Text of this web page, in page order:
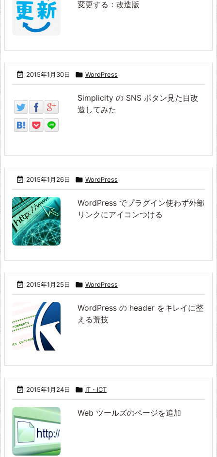
変更する：改造版
 2015年1月30日  WordPress
Simplicity の SNS ボタン見た目改
造してみた
 2015年1月26日  WordPress
WordPress でプラグイン使わず外部
リンクにアイコンつける
 2015年1月25日  WordPress
WordPress の header をキレイに整
える荒技
 2015年1月24日  IT・ICT
Web ツールズのページを追加